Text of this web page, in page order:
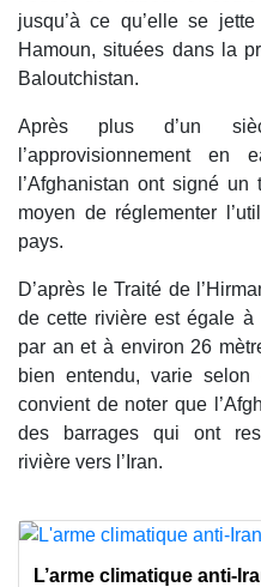
jusqu’à ce qu’elle se
Hamoun, situées dans la
Baloutchistan.
Après plus d’un
l’approvisionnement
l’Afghanistan ont signé
moyen de réglementer
pays.
D’après le Traité de
de cette rivière est égale
par an et à environ 26
bien entendu, varie selon
convient de noter que
des barrages qui ont
rivière vers l’Iran.
L’arme climatique anti-